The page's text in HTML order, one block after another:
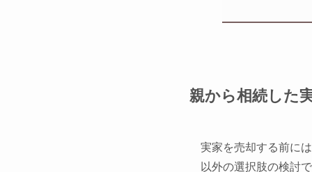
親から相続した
実家を売却する前に
以外の選択肢の検討